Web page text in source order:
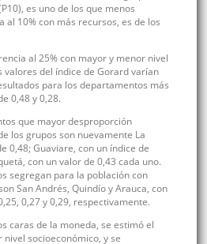
es uno de los que menos
al 10% con más recursos, es de los
al 25% con mayor y menor nivel
valores del índice de Gorard varían
para los departamentos más
0,48 y 0,28.
que mayor desproporción
los grupos son nuevamente La
0,48; Guaviare, con un índice de
con un valor de 0,43 cada uno.
segregan para la población con
San Andrés, Quindío y Arauca, con
0,27 y 0,29, respectivamente.
caras de la moneda, se estimó el
socioeconómico, y se